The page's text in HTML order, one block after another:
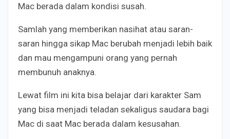
Mac berada dalam kondisi susah.
Samlah yang memberikan nasihat atau saran-
saran hingga sikap Mac berubah menjadi lebih baik
dan mau mengampuni orang yang pernah
membunuh anaknya.
Lewat film ini kita bisa belajar dari karakter Sam
yang bisa menjadi teladan sekaligus saudara bagi
Mac di saat Mac berada dalam kesusahan.